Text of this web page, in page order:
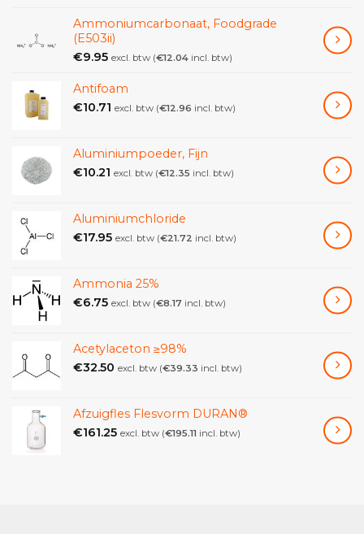
Ammoniumcarbonaat, Foodgrade
(E503ii)
€9.95 excl. btw (€12.04 incl. btw)
Antifoam
€10.71 excl. btw (€12.96 incl. btw)
Aluminiumpoeder, Fijn
€10.21 excl. btw (€12.35 incl. btw)
Aluminiumchloride
€17.95 excl. btw (€21.72 incl. btw)
Ammonia 25%
€6.75 excl. btw (€8.17 incl. btw)
Acetylaceton ≥98%
€32.50 excl. btw (€39.33 incl. btw)
Afzuigfles Flesvorm DURAN®
€161.25 excl. btw (€195.11 incl. btw)